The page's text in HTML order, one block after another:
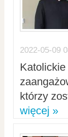
2022-05-09
Katolickie
którzy
więcej »